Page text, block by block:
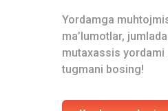
Yordamga
ma’lumotlar,
mutaxassis yordami
tugmani bosing!